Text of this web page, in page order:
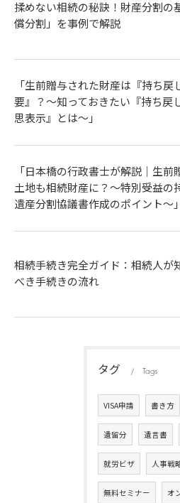
揉めない相続の秘訣！財産分割の
償分割」を事例で解説
「生前贈与された財産は『持ち戻
要』？〜知っておきたい『持ち戻
思表示』とは〜」
「日本橋の行政書士が解説｜生前
土地も相続財産に？〜特別受益の
遺産分割協議書作成のポイント〜」
相続手続き完全ガイド：相続人が
べき手続きの流れ
タグ Tags
VISA申請 書き方
遺留分 遺言書
就労ビザ 人事戦
無料セミナー オ